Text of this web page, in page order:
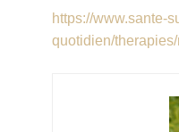
https://www.sante-
quotidien/